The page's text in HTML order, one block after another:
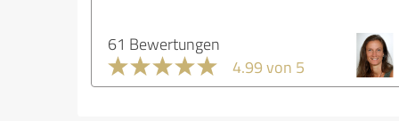
61 Bewertungen
4.99 von 5